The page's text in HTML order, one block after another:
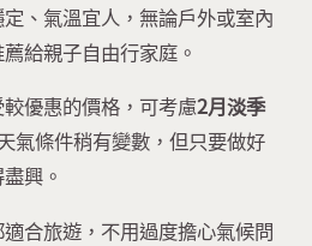
、氣溫宜人，無論戶外或室內
給親子自由行家庭。
優惠的價格，可考慮2月淡季
氣條件稍有變數，但只要做好
興。
合旅遊，不用過度擔心氣候問